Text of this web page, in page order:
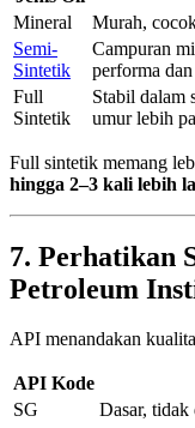
Mineral
Murah,
Semi-
Sintetik
Campuran
performa
Full
Sintetik
Stabil dalam
umur lebih
Full sintetik memang
hingga 2–3 kali lebih
7. Perhatikan
Petroleum
API menandakan
API Kode
SG
Dasar, tidak